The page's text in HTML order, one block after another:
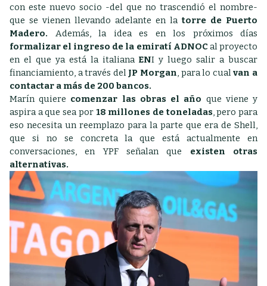
con este nuevo socio -del que no trascendió el nombre-
que se vienen llevando adelante en la torre de Puerto
Madero. Además, la idea es en los próximos días
formalizar el ingreso de la emiratí ADNOC al proyecto
en el que ya está la italiana ENI y luego salir a buscar
financiamiento, a través del JP Morgan , para lo cualvan a
contactar a más de 200 bancos.
Marín quiere comenzar las obras el año que viene y
aspira a que sea por 18 millones de toneladas, pero para
eso necesita un reemplazo para la parte que era de Shell,
que si no se concreta la que está actualmente en
conversaciones, en YPF señalan que existen otras
alternativas.